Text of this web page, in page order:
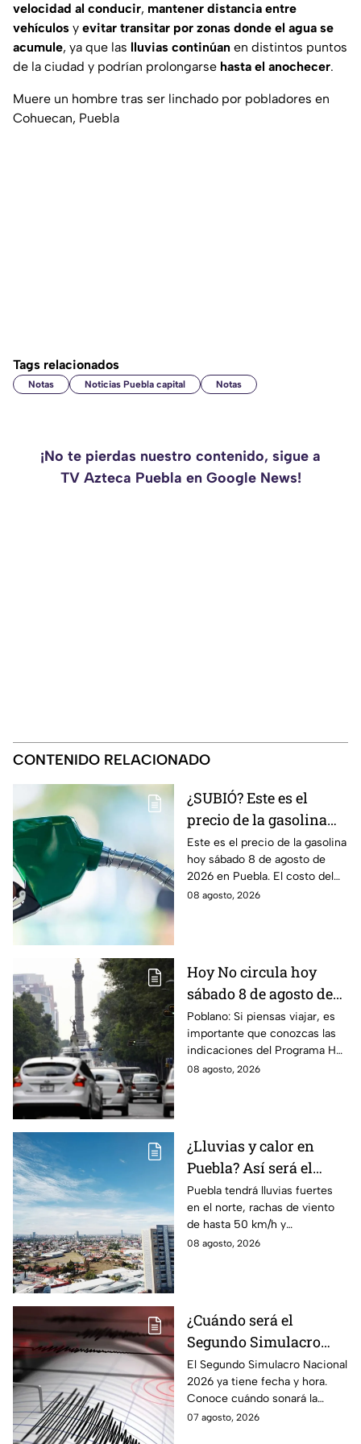
velocidad al conducir, mantener distancia entre
vehículos y evitar transitar por zonas donde el agua se
acumule, ya que las lluvias continúan en distintos puntos
de la ciudad y podrían prolongarse hasta el anochecer.
Muere un hombre tras ser linchado por pobladores en
Cohuecan, Puebla
Tags relacionados
Notas Noticias Puebla capital Notas
¡No te pierdas nuestro contenido, sigue a
TV Azteca Puebla en Google News!
CONTENIDO RELACIONADO
¿SUBIÓ? Este es el
precio de la gasolina
Puebla hoy sábado 8 de
agosto de 2026
Este es el precio de la gasolina
hoy sábado 8 de agosto de
2026 en Puebla. El costo del
combustible cambia todos los
08 agosto, 2026
Hoy No circula hoy
sábado 8 de agosto de
2026: ¿Qué autos no
transitan en la CDMX y
EdoMex?
Poblano: Si piensas viajar, es
importante que conozcas las
indicaciones del Programa Hoy
No Circula HOY sábado 8 de
08 agosto, 2026
¿Lluvias y calor en
Puebla? Así será el
clima HOY sábado 8 de
agosto
Puebla tendrá lluvias fuertes
en el norte, rachas de viento
de hasta 50 km/h y
temperaturas de hasta 40 °C
08 agosto, 2026
¿Cuándo será el
Segundo Simulacro
Nacional 2026? A esta
hora sonará la alerta
sísmica
El Segundo Simulacro Nacional
2026 ya tiene fecha y hora.
Conoce cuándo sonará la
alerta sísmica y qué ocurrirá
07 agosto, 2026